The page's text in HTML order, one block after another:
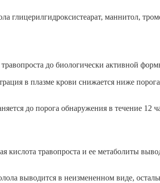
глицерилгидроксистеарат, маннитол,
до биологически активной
в плазме крови снижается ниже
до порога обнаружения в течение 12
травопроста и ее метаболиты
выводится в неизмененном виде,